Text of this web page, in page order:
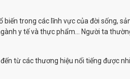
trong các lĩnh vực của đời sống,
y tế và thực phẩm… Người ta
đến từ các thương hiệu nổi tiếng được